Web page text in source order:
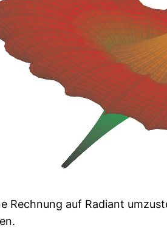
(0.4
},
(0.4
});
Rechnung auf Radiant